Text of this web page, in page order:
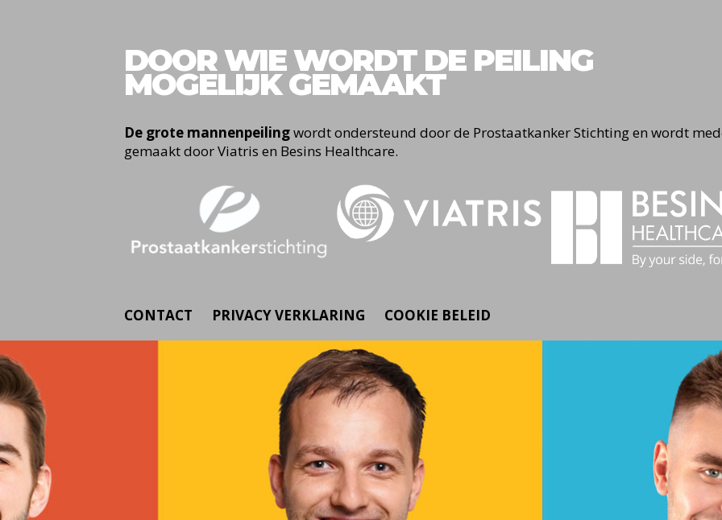
DOOR WIE WORDT DE PEILING
MOGELIJK GEMAAKT
De grote mannenpeilingwordt ondersteund door de Prostaatkanker Stichting en wordt
gemaakt door Viatris en Besins Healthcare.
CONTACT PRIVACY VERKLARING COOKIE BELEID